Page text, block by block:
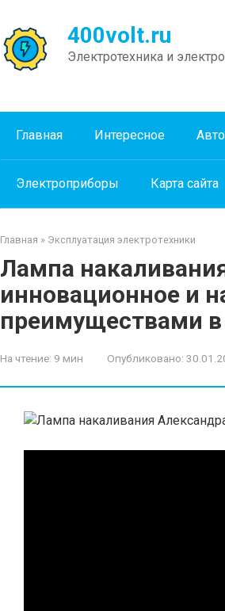
400volt.ru
Электротехника и
Главная Интересное
Электроприборы Карта сайта
Главная » Эксплуатация электротехники
Лампа
инновационное и
преимуществами
На чтение: 9 мин Опубликовано: